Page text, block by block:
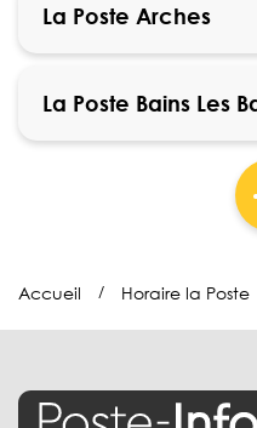
La Poste Arches
La Poste Bains Les
Accueil Horaire la Poste